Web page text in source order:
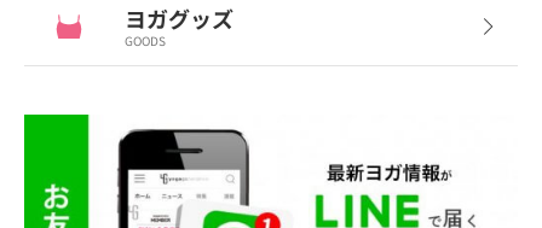
ヨガグッズ
GOODS